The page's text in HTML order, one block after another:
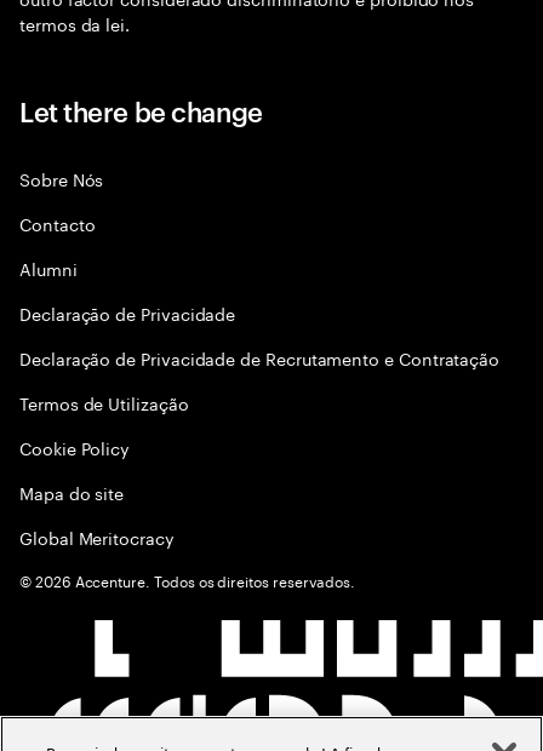
termos da lei.
Let there be change
Sobre Nós
Contacto
Alumni
Declaraçāo de Privacidade
Declaração de Privacidade de Recrutamento e Contratação
Termos de Utilização
Cookie Policy
Mapa do site
Global Meritocracy
©2026 Accenture. Todos os direitos reservados.